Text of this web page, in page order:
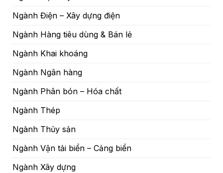
Ngành Điện – Xây dựng điện
Ngành Hàng tiêu dùng & Bán lẻ
Ngành Khai khoáng
Ngành Ngân hàng
Ngành Phân bón – Hóa chất
Ngành Thép
Ngành Thủy sản
Ngành Vận tải biển – Cảng biển
Ngành Xây dựng